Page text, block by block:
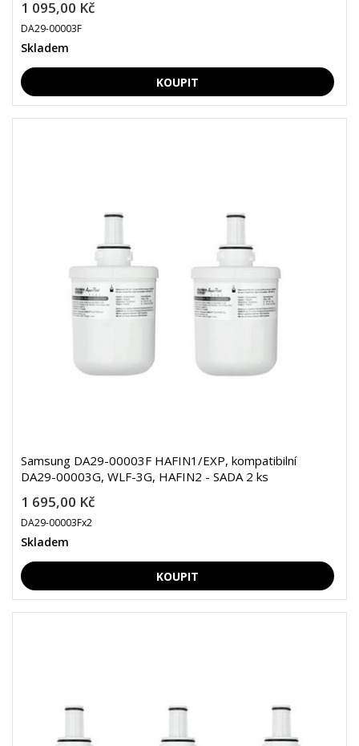
1 095,00 Kč
DA29-00003F
Skladem
Samsung DA29-00003F HAFIN1/EXP, kompatibilní
DA29-00003G, WLF-3G, HAFIN2 - SADA 2 ks
1 695,00 Kč
DA29-00003Fx2
Skladem